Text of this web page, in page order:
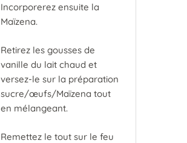
Incorporerez ensuite la
Maïzena.
Retirez les gousses de
vanille du lait chaud et
versez-le sur la préparation
sucre/œufs/Maïzena tout
en mélangeant.
Remettez le tout sur le feu